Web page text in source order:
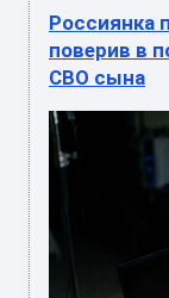
Россиянка
поверив в
СВО сына